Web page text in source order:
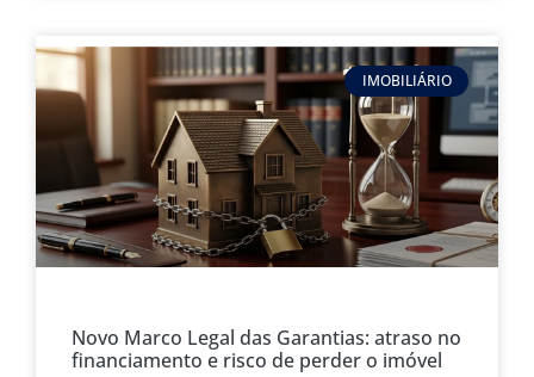
IMOBILIÁRIO
Novo Marco Legal das Garantias: atraso no
financiamento e risco de perder o imóvel